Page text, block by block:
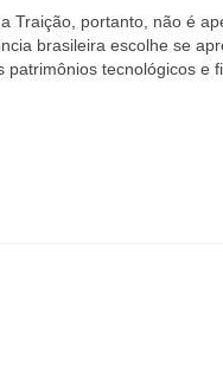
Traição, portanto, não é
brasileira escolhe se
patrimônios tecnológicos e